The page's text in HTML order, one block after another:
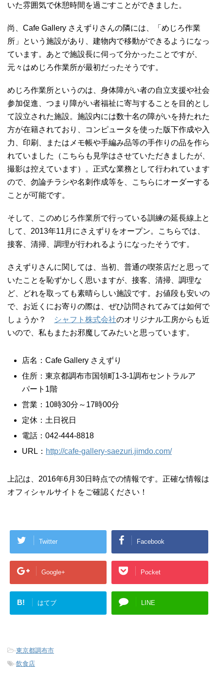
いた雰囲気で休憩時間を過ごすことができました。
尚、Cafe Gallery さえずりさんの隣には、「めじろ作業
所」という施設があり、建物内で移動ができるようになっ
ています。あとで施設長に伺って分かったことですが、
元々はめじろ作業所が最初だったそうです。
めじろ作業所というのは、身体障がい者の自立支援や社会
参加促進、つまり障がい者福祉に寄与することを目的とし
て設立された施設。施設内には数十名の障がいを持たれた
方が在籍されており、コンピュータを使った版下作成や入
力、印刷、またはメモ帳や手編み品等の手作りの品を作ら
れていました（こちらも見学はさせていただきましたが、
撮影は控えています）。正式な業務として行われています
ので、勿論チラシや名刺作成等を、こちらにオーダーする
ことが可能です。
そして、このめじろ作業所で行っている訓練の延長線上と
して、2013年11月にさえずりをオープン。こちらでは、
接客、清掃、調理が行われるようになったそうです。
さえずりさんに関しては、当初、普通の喫茶店だと思って
いたことを恥ずかしく思いますが、接客、清掃、調理な
ど、どれを取っても素晴らしい施設です。お値段も安いの
で、お近くにお寄りの際は、ぜひ訪問されてみては如何で
しょうか？
シャフト株式会社のオリジナル工房からも近
いので、私もまたお邪魔してみたいと思っています。
店名：Cafe Gallery さえずり
住所：東京都調布市国領町1-3-1調布セントラルア
パート1階
営業：10時30分～17時00分
定休：土日祝日
電話：042-444-8818
URL： http://cafe-gallery-saezuri.jimdo.com/
上記は、2016年6月30日時点での情報です。正確な情報は
オフィシャルサイトをご確認ください！
Twitter Facebook
Google+ Pocket
B! はてブ LINE
-東京都調布市
-飲食店